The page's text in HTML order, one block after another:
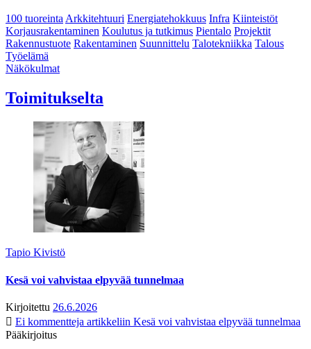
100 tuoreintaArkkitehtuuri Energiatehokkuus Infra Kiinteistöt
Korjausrakentaminen Koulutus ja tutkimus Pientalo Projektit
Rakennustuote Rakentaminen Suunnittelu Talotekniikka Talous
Työelämä
Näkökulmat
Toimitukselta
Tapio Kivistö
Kesä voi vahvistaa elpyvää tunnelmaa
Kirjoitettu 26.6.2026
Ei kommentteja artikkeliin Kesä voi vahvistaa elpyvää tunnelmaa
Pääkirjoitus